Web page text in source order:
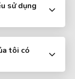
sử dụng
tôi có